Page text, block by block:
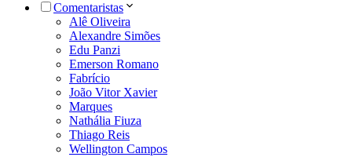
Comentaristas
Alê Oliveira
Alexandre Simões
Edu Panzi
Emerson Romano
Fabrício
João Vitor Xavier
Marques
Nathália Fiuza
Thiago Reis
Wellington Campos